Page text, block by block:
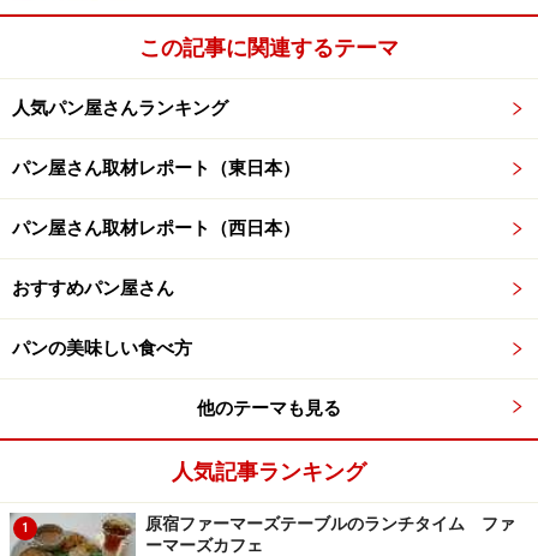
ハマスのサンドウィッチとターキーハムのサンドウィッ
チ
誰もが同じことを言いました。 「良いサンドウィッチは
良いパンと良い具材、そして良いソース（スプレッド）
から生まれる」ということ。
ウィッチ」と、種類豊富なパンにさまざまな食材を合わ
せていく「パン屋のサンドウィッチ」。美味しいものを
作るために共通する点は、素材の質にこだわることでし
た。
ン・デュカスとエイミーさん。このセミナーのワールド
ワイドなコラボレーションは、多くの人に次世代のサン
ドウィッチを考えるきっかけを与えたに違いありませ
この記事に関連するテーマ
人気パン屋さんランキング
パン屋さん取材レポート（東日本）
パン屋さん取材レポート（西日本）
おすすめパン屋さん
パンの美味しい食べ方
他のテーマも見る
人気記事ランキング
1
原宿ファーマーズテーブルのランチタイム ファ
ーマーズカフェ